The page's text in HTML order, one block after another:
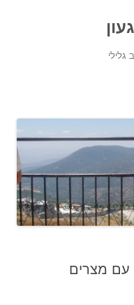
גלילי
עם מצרים